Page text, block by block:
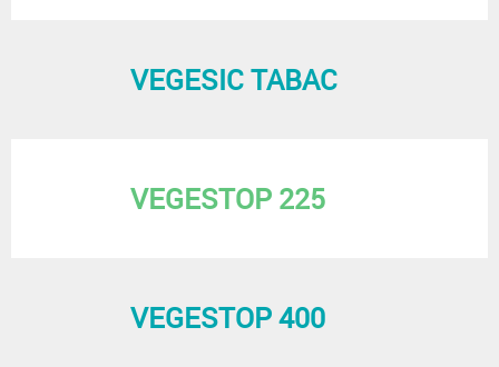
VEGESIC TABAC
VEGESTOP 225
VEGESTOP 400